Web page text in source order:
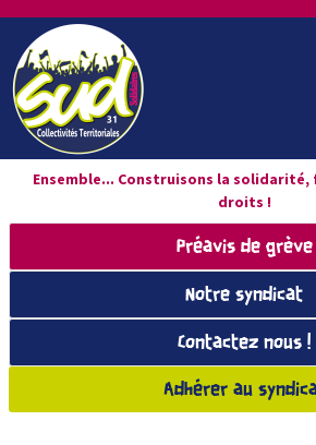
Ensemble... Construisons la solidarité,
droits !
Préavis de grève
Notre syndicat
Contactez nous !
Adhérer au